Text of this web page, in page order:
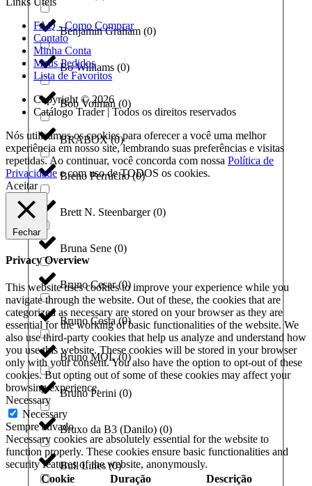
Benjamin Graham (0)
Bo Williams (0)
Bob Volman (0)
BRABOX(0)
Breno Perrucho(0)
Brett N. Steenbarger(0)
Bruna Sene (0)
Bruno Cesar(0)
Bruno Costa(0)
Bruno MOL(0)
Bruno Perini (0)
Bruxo da B3 (Danilo) (0)
Bull Lines(0)
FAQ - Como Comprar
Contato
Minha Conta
Meus Pedidos
Lista de Favoritos
Copyright © 2026
Catálogo Trader | Todos os direitos reservados
Nós utilizamos os cookies para oferecer a você uma melhor
experiência em nosso site, lembrando suas preferências e visitas
repetidas. Ao continuar, você concorda com nossa Política de
Privacidade e com uso de TODOS os cookies.
Aceitar
Fechar
Privacy Overview
This website uses cookies to improve your experience while you
navigate through the website. Out of these, the cookies that are
categorized as necessary are stored on your browser as they are
essential for the working of basic functionalities of the website. We
also use third-party cookies that help us analyze and understand how
you use this website. These cookies will be stored in your browser
only with your consent. You also have the option to opt-out of these
cookies. But opting out of some of these cookies may affect your
browsing experience.
Necessary
Necessary
Sempre ativado
Necessary cookies are absolutely essential for the website to
function properly. These cookies ensure basic functionalities and
security features of the website, anonymously.
Cookie
Duração Descrição